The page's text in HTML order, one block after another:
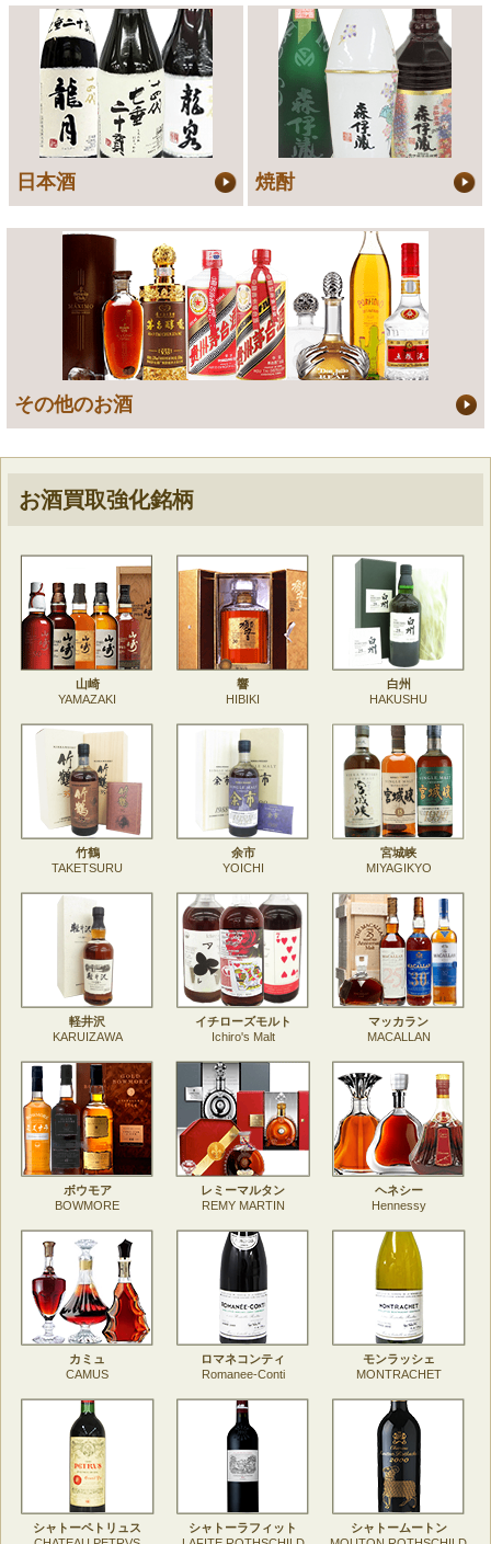
日本酒 焼酎
その他のお酒
お酒買取強化銘柄
山崎
YAMAZAKI
響
HIBIKI
白州
HAKUSHU
竹鶴
TAKETSURU
余市
YOICHI
宮城峡
MIYAGIKYO
軽井沢
KARUIZAWA
イチローズモルト
Ichiro's Malt
マッカラン
MACALLAN
ボウモア
BOWMORE
レミーマルタン
REMY MARTIN
ヘネシー
Hennessy
カミュ
CAMUS
ロマネコンティ
Romanee-Conti
モンラッシェ
MONTRACHET
シャトーペトリュス
シャトーラフィット
シャトームートン